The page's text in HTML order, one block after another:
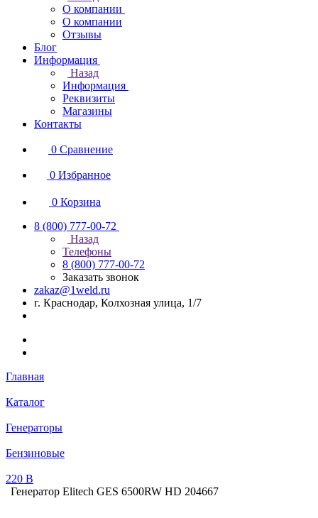
О компании
О компании
Отзывы
Блог
Информация
Назад
Информация
Реквизиты
Магазины
Контакты
0 Сравнение
0 Избранное
0 Корзина
8 (800) 777-00-72
Назад
Телефоны
8 (800) 777-00-72
Заказать звонок
zakaz@1weld.ru
г. Краснодар, Колхозная улица, 1/7
Главная
Каталог
Генераторы
Бензиновые
220 В
Генератор Elitech GES 6500RW HD 204667